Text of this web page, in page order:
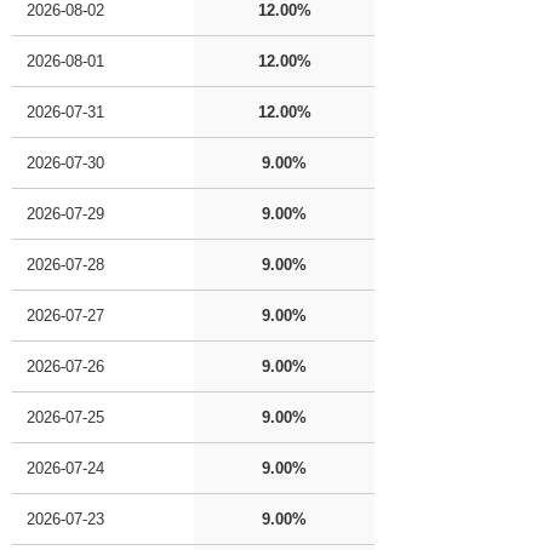
2026-08-02 12.00%
2026-08-01 12.00%
2026-07-31 12.00%
2026-07-30 9.00%
2026-07-29 9.00%
2026-07-28 9.00%
2026-07-27 9.00%
2026-07-26 9.00%
2026-07-25 9.00%
2026-07-24 9.00%
2026-07-23 9.00%